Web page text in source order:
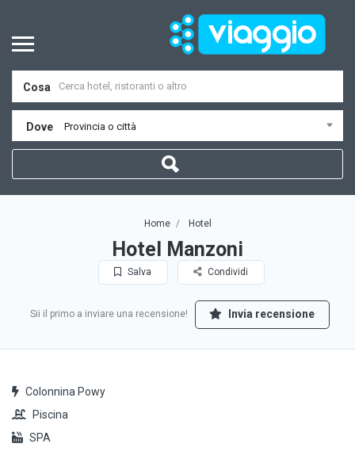
Cosa
Dove Provincia o città
Home Hotel
Hotel Manzoni
Salva Condividi
Sii il primo a inviare una recensione! Invia recensione
Colonnina Powy
Piscina
SPA